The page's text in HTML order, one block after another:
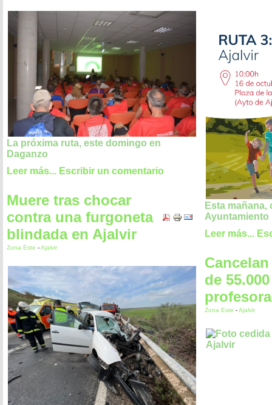
La próxima ruta, este domingo en
Daganzo
Leer más... Escribir un comentario
Muere tras chocar
contra una furgoneta
blindada en Ajalvir
Zona Este -Ajalvir
Esta mañana,
Ayuntamiento
Leer más...
de
Zona Este -Ajalvir